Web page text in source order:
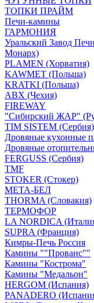
ТОПКИ ПРАЙМ
Печи-камины
ГАРМОНИЯ
Уральский Завод
Монарх)
PLAMEN (Хорватия)
KAWMET (Польша)
KRATKI (Польша)
ABX (Чехия)
FIREWAY
"Сибирский ЖАР"
TIM SISTEM (Сербия)
Дровяные кухонные
Дровяные
FERGUSS (Сербия)
TMF
STOKER (Стокер)
МЕТА-БЕЛ
THORMA (Словакия)
ТЕРМОФОР
LA NORDICA
SUPRA (Франция)
Кимры-Печь Россия
Камины ""Прованс""
Камины "Кострома"
Камины "Медальон"
HERGOM (Испания)
PANADERO